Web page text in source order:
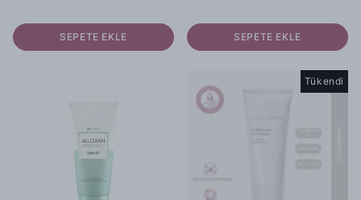
SEPETE EKLE SEPETE EKLE
Tükendi